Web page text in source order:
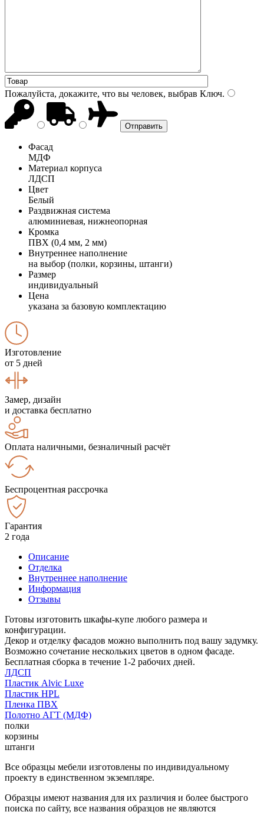
Пожалуйста, докажите, что вы человек, выбрав Ключ.
Фасад
МДФ
Материал корпуса
ЛДСП
Цвет
Белый
Раздвижная система
алюминиевая, нижнеопорная
Кромка
ПВХ (0,4 мм, 2 мм)
Внутреннее наполнение
на выбор (полки, корзины, штанги)
Размер
индивидуальный
Цена
указана за базовую комплектацию
Изготовление
от 5 дней
Замер, дизайн
и доставка бесплатно
Оплата наличными, безналичный расчёт
Беспроцентная рассрочка
Гарантия
2 года
Описание
Отделка
Внутреннее наполнение
Информация
Отзывы
Готовы изготовить шкафы-купе любого размера и
конфигурации.
Декор и отделку фасадов можно выполнить под вашу задумку.
Возможно сочетание нескольких цветов в одном фасаде.
Бесплатная сборка в течение 1-2 рабочих дней.
ЛДСП
Пластик Alvic Luxe
Пластик HPL
Пленка ПВХ
Полотно АГТ (МДФ)
полки
корзины
штанги
Все образцы мебели изготовлены по индивидуальному
проекту в единственном экземпляре.
Образцы имеют названия для их различия и более быстрого
поиска по сайту, все названия образцов не являются